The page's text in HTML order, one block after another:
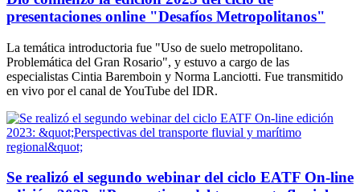
presentaciones online "Desafíos Metropolitanos"
La temática introductoria fue "Uso de suelo metropolitano.
Problemática del Gran Rosario", y estuvo a cargo de las
especialistas Cintia Baremboin y Norma Lanciotti. Fue transmitido
en vivo por el canal de YouTube del IDR.
Se realizó el segundo webinar del ciclo EATF On-line